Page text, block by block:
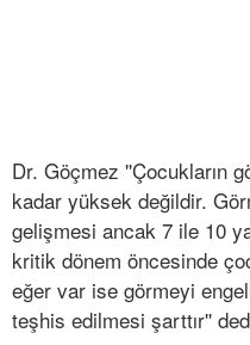
Dr. Göçmez ''Çocukların
kadar yüksek değildir.
gelişmesi ancak 7 ile 10
kritik dönem öncesinde
eğer var ise görmeyi
teşhis edilmesi şarttır''